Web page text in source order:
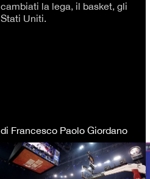
cambiati la lega, il basket, gli
Stati Uniti.
di Francesco Paolo Giordano
ALTRI SPORT